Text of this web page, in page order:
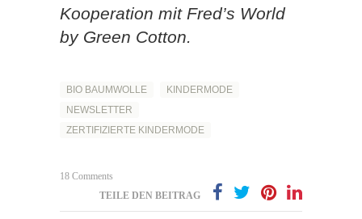
Kooperation mit Fred’s World
by Green Cotton.
BIO BAUMWOLLE
KINDERMODE
NEWSLETTER
ZERTIFIZIERTE KINDERMODE
18 Comments
TEILE DEN BEITRAG